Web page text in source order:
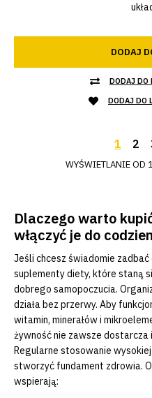
DODAJ
DODAJ DO
DODAJ DO
1 2
WYŚWIETLANIE OD
Dlaczego warto
włączyć je do
Jeśli chcesz świadomie
suplementy diety, które staną
dobrego samopoczucia.
działa bez przerwy. Aby
witamin, minerałów i
żywność nie zawsze dostarcza
Regularne stosowanie
stworzyć fundament zdrowia.
wspierają: